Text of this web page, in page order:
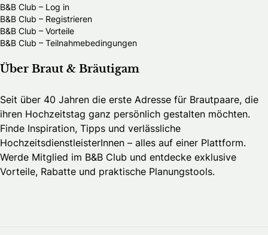
B&B Club – Log in
B&B Club – Registrieren
B&B Club – Vorteile
B&B Club – Teilnahmebedingungen
Über Braut & Bräutigam
Seit über 40 Jahren die erste Adresse für Brautpaare, die
ihren Hochzeitstag ganz persönlich gestalten möchten.
Finde Inspiration, Tipps und verlässliche
HochzeitsdienstleisterInnen – alles auf einer Plattform.
Werde Mitglied im B&B Club und entdecke exklusive
Vorteile, Rabatte und praktische Planungstools.